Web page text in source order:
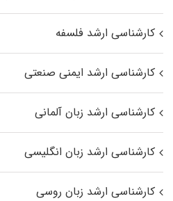
کارشناسی ارشد فلسفه
کارشناسی ارشد ایمنی صنعتی
کارشناسی ارشد زبان آلمانی
کارشناسی ارشد زبان انگلیسی
کارشناسی ارشد زبان روسی